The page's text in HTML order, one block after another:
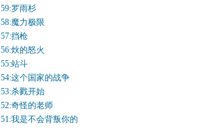
59:罗雨杉
58:魔力极限
57:挡枪
56:炏的怒火
55:站斗
54:这个国家的战争
53:杀戮开始
52:奇怪的老师
51:我是不会背叛你的